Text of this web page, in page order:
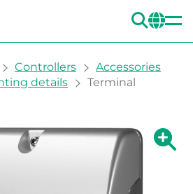
Controllers
Accessories
details
Terminal
Show